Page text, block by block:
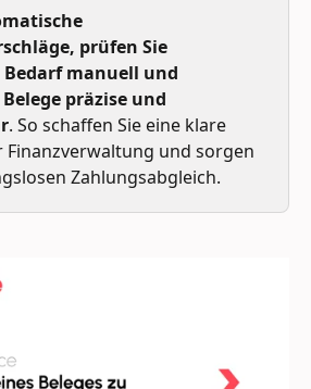
prüfen Sie
manuell und
präzise und
. So schaffen Sie eine klare
und sorgen
Zahlungsabgleich.